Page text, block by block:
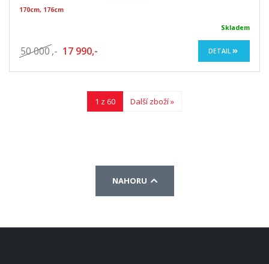
170cm, 176cm
Skladem
50 000 ,- 17 990,- DETAIL
1 z 60 Další zboží »
NAHORU